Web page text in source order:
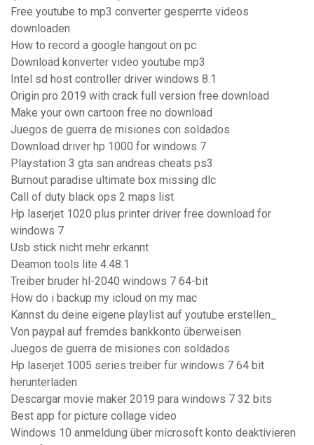
Free youtube to mp3 converter gesperrte videos
downloaden
How to record a google hangout on pc
Download konverter video youtube mp3
Intel sd host controller driver windows 8.1
Origin pro 2019 with crack full version free download
Make your own cartoon free no download
Juegos de guerra de misiones con soldados
Download driver hp 1000 for windows 7
Playstation 3 gta san andreas cheats ps3
Burnout paradise ultimate box missing dlc
Call of duty black ops 2 maps list
Hp laserjet 1020 plus printer driver free download for
windows 7
Usb stick nicht mehr erkannt
Deamon tools lite 4.48.1
Treiber bruder hl-2040 windows 7 64-bit
How do i backup my icloud on my mac
Kannst du deine eigene playlist auf youtube erstellen_
Von paypal auf fremdes bankkonto überweisen
Juegos de guerra de misiones con soldados
Hp laserjet 1005 series treiber für windows 7 64 bit
herunterladen
Descargar movie maker 2019 para windows 7 32 bits
Best app for picture collage video
Windows 10 anmeldung über microsoft konto deaktivieren